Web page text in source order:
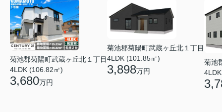
菊池郡菊陽町武蔵ヶ丘北１丁目
4LDK (106.82㎡)
3,680万円
菊池郡菊陽町武蔵ヶ丘北１丁目
4LDK (101.85㎡)
3,898万円
菊池